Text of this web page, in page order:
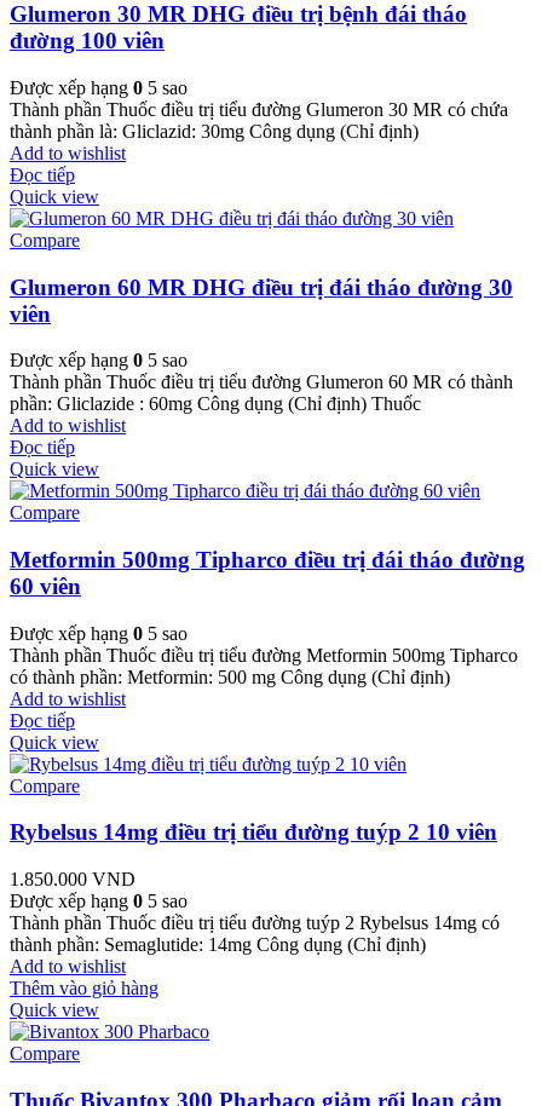
Glumeron 30 MR DHG điều trị bệnh đái tháo
đường 100 viên
Được xếp hạng 0 5 sao
Thành phần Thuốc điều trị tiểu đường Glumeron 30 MR có chứa
thành phần là: Gliclazid: 30mg Công dụng (Chỉ định)
Add to wishlist
Đọc tiếp
Quick view
Compare
Glumeron 60 MR DHG điều trị đái tháo đường 30
viên
Được xếp hạng 0 5 sao
Thành phần Thuốc điều trị tiểu đường Glumeron 60 MR có thành
phần: Gliclazide : 60mg Công dụng (Chỉ định) Thuốc
Add to wishlist
Đọc tiếp
Quick view
Compare
Metformin 500mg Tipharco điều trị đái tháo đường
60 viên
Được xếp hạng 0 5 sao
Thành phần Thuốc điều trị tiểu đường Metformin 500mg Tipharco
có thành phần: Metformin: 500 mg Công dụng (Chỉ định)
Add to wishlist
Đọc tiếp
Quick view
Compare
Rybelsus 14mg điều trị tiểu đường tuýp 2 10 viên
1.850.000 VND
Được xếp hạng 0 5 sao
Thành phần Thuốc điều trị tiểu đường tuýp 2 Rybelsus 14mg có
thành phần: Semaglutide: 14mg Công dụng (Chỉ định)
Add to wishlist
Thêm vào giỏ hàng
Quick view
Compare
Thuốc Bivantox 300 Pharbaco giảm rối loạn cảm